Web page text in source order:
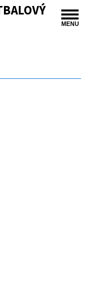
MENU